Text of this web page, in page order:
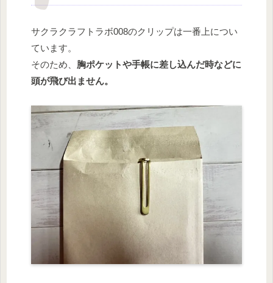
サクラクラフトラボ008のクリップは一番上につい
ています。
そのため、 胸ポケットや手帳に差し込んだ時などに
頭が飛び出ません。